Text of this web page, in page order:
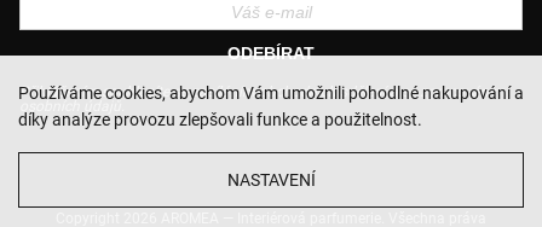
Používáme cookies, abychom Vám umožnili pohodlné nakupování a
díky analýze provozu zlepšovali funkce a použitelnost.
NASTAVENÍ
ODEBÍRAT
Přihlášením souhlasíte se zasíláním obchodních sdělení a se zpracováním